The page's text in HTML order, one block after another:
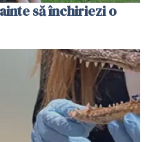
să închiriezi o